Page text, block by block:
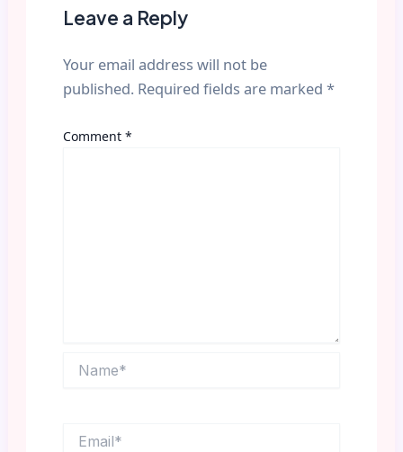
Leave a Reply
Your email address will not be
published. Required fields are marked *
Comment *